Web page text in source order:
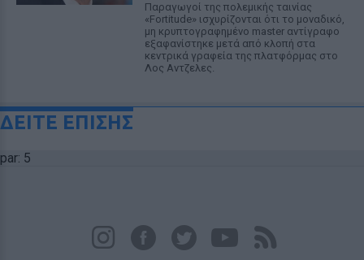
Παραγωγοί της πολεμικής ταινίας
«Fortitude» ισχυρίζονται ότι το μοναδικό,
μη κρυπτογραφημένο master αντίγραφο
εξαφανίστηκε μετά από κλοπή στα
κεντρικά γραφεία της πλατφόρμας στο
Λος Αντζελες.
ΔΕΙΤΕ ΕΠΙΣΗΣ
par: 5